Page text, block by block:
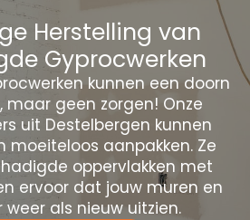
Herstelling van
Gyprocwerken
kunnen een doorn
maar geen zorgen! Onze
uit Destelbergen kunnen
moeiteloos aanpakken. Ze
oppervlakken met
ervoor dat jouw muren en
als nieuw uitzien.